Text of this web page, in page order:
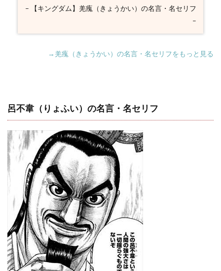
– 【キングダム】羌瘣（きょうかい）の名言・名セリフ
–
→羌瘣（きょうかい）の名言・名セリフをもっと見る
呂不韋（りょふい）の名言・名セリフ